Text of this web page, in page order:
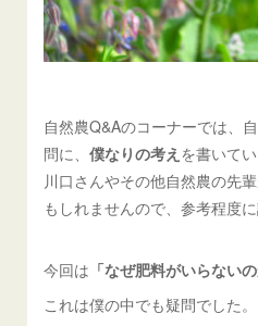
自然農Q&Aのコーナーでは、
問に、僕なりの考え を書いてい
川口さんやその他自然農の先
もしれませんので、参考程度
今回は 「なぜ肥料がいらないの
これは僕の中でも疑問でした。